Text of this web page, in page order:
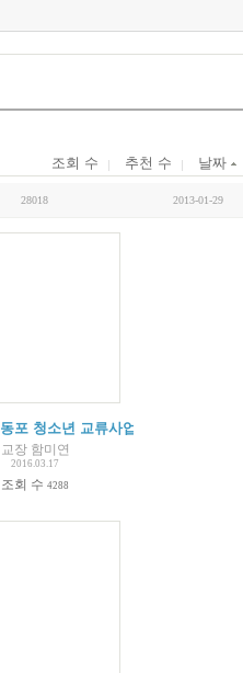
조회 수 추천 수 날짜
28018 2013-01-29
하합니다.
포 청소년 교류사업 참가자 모집 공고
교장 함미연
2016.03.17
조회 수 4288